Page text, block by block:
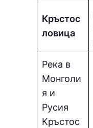
Кръстос
ловица
Река в
Монголи
я и
Русия
Кръстос